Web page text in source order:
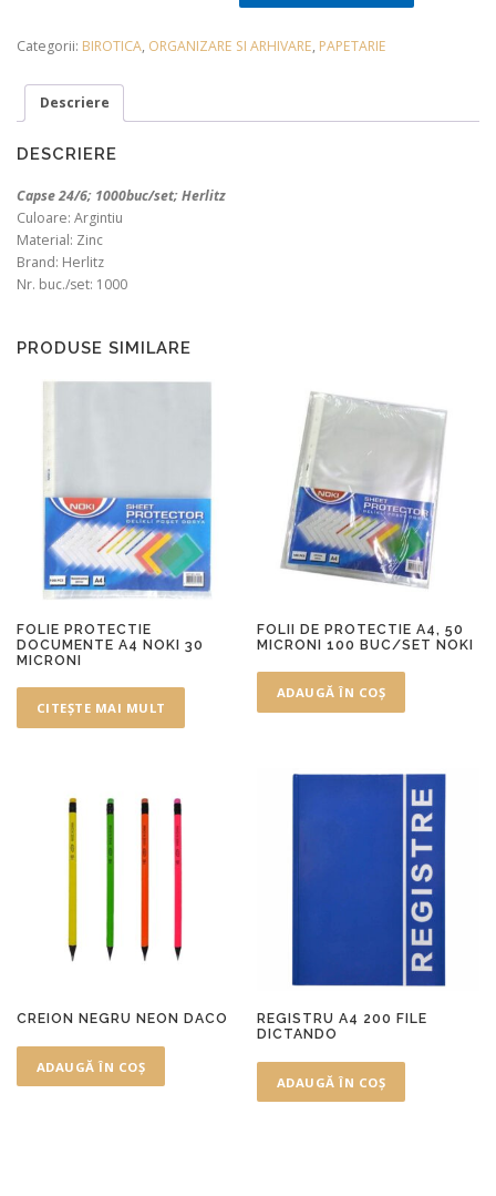
Categorii: BIROTICA, ORGANIZARE SI ARHIVARE, PAPETARIE
Descriere
DESCRIERE
Capse 24/6; 1000buc/set; Herlitz
Culoare: Argintiu
Material: Zinc
Brand: Herlitz
Nr. buc./set: 1000
PRODUSE SIMILARE
FOLIE PROTECTIE
DOCUMENTE A4 NOKI 30
MICRONI
CITEȘTE MAI MULT
FOLII DE PROTECTIE A4, 50
MICRONI 100 BUC/SET NOKI
ADAUGĂ ÎN COȘ
CREION NEGRU NEON DACO
ADAUGĂ ÎN COȘ
REGISTRU A4 200 FILE
DICTANDO
ADAUGĂ ÎN COȘ